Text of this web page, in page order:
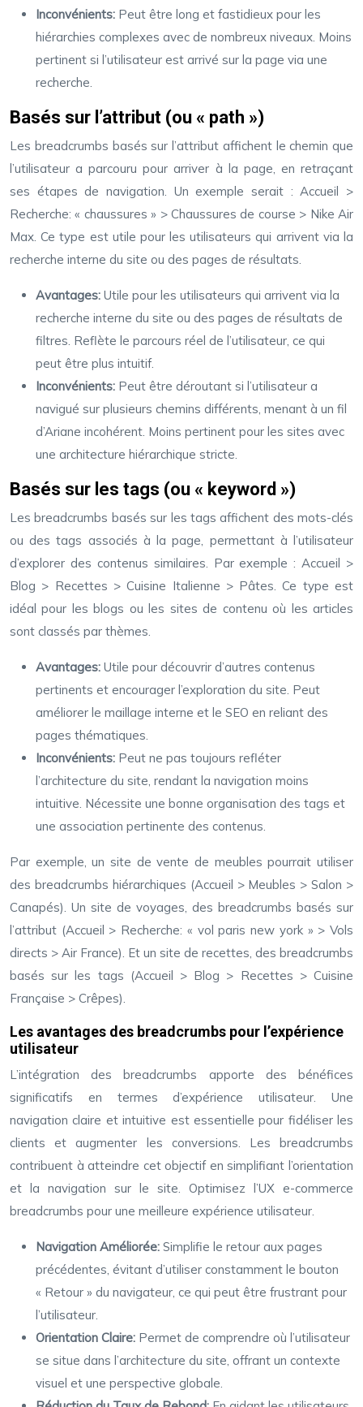
Inconvénients: Peut être long et fastidieux pour les
hiérarchies complexes avec de nombreux niveaux. Moins
pertinent si l’utilisateur est arrivé sur la page via une
recherche.
Basés sur l’attribut (ou « path »)
Les breadcrumbs basés sur l’attribut affichent le chemin que
l’utilisateur a parcouru pour arriver à la page, en retraçant
ses étapes de navigation. Un exemple serait : Accueil >
Recherche: « chaussures » > Chaussures de course > Nike Air
Max. Ce type est utile pour les utilisateurs qui arrivent via la
recherche interne du site ou des pages de résultats.
Avantages: Utile pour les utilisateurs qui arrivent via la
recherche interne du site ou des pages de résultats de
filtres. Reflète le parcours réel de l’utilisateur, ce qui
peut être plus intuitif.
Inconvénients: Peut être déroutant si l’utilisateur a
navigué sur plusieurs chemins différents, menant à un fil
d’Ariane incohérent. Moins pertinent pour les sites avec
une architecture hiérarchique stricte.
Basés sur les tags (ou « keyword »)
Les breadcrumbs basés sur les tags affichent des mots-clés
ou des tags associés à la page, permettant à l’utilisateur
d’explorer des contenus similaires. Par exemple : Accueil >
Blog > Recettes > Cuisine Italienne > Pâtes. Ce type est
idéal pour les blogs ou les sites de contenu où les articles
sont classés par thèmes.
Avantages: Utile pour découvrir d’autres contenus
pertinents et encourager l’exploration du site. Peut
améliorer le maillage interne et le SEO en reliant des
pages thématiques.
Inconvénients: Peut ne pas toujours refléter
l’architecture du site, rendant la navigation moins
intuitive. Nécessite une bonne organisation des tags et
une association pertinente des contenus.
Par exemple, un site de vente de meubles pourrait utiliser
des breadcrumbs hiérarchiques (Accueil > Meubles > Salon >
Canapés). Un site de voyages, des breadcrumbs basés sur
l’attribut (Accueil > Recherche: « vol paris new york » > Vols
directs > Air France). Et un site de recettes, des breadcrumbs
basés sur les tags (Accueil > Blog > Recettes > Cuisine
Française > Crêpes).
Les avantages des breadcrumbs pour l’expérience
utilisateur
L’intégration des breadcrumbs apporte des bénéfices
significatifs en termes d’expérience utilisateur. Une
navigation claire et intuitive est essentielle pour fidéliser les
clients et augmenter les conversions. Les breadcrumbs
contribuent à atteindre cet objectif en simplifiant l’orientation
et la navigation sur le site. Optimisez l’UX e-commerce
breadcrumbs pour une meilleure expérience utilisateur.
Navigation Améliorée: Simplifie le retour aux pages
précédentes, évitant d’utiliser constamment le bouton
« Retour » du navigateur, ce qui peut être frustrant pour
l’utilisateur.
Orientation Claire: Permet de comprendre où l’utilisateur
se situe dans l’architecture du site, offrant un contexte
visuel et une perspective globale.